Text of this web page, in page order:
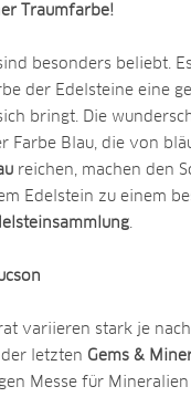
Traumfarbe!
besonders beliebt.
der Edelsteine eine
bringt. Die
Farbe Blau, die von
reichen, machen den
Edelstein zu einem
variieren stark je
letzten Gems &
Messe für